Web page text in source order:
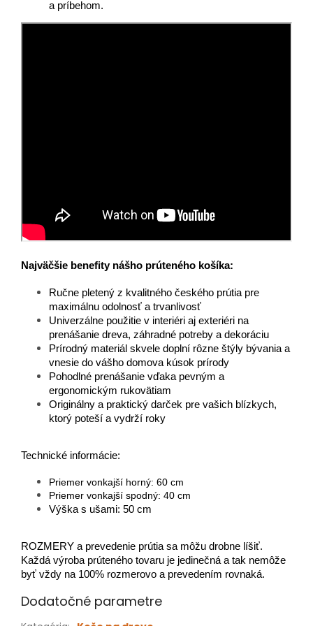
a príbehom.
Najväčšie benefity nášho prúteného košíka:
Ručne pletený z kvalitného českého prútia pre
maximálnu odolnosť a trvanlivosť
Univerzálne použitie v interiéri aj exteriéri na
prenášanie dreva, záhradné potreby a dekoráciu
Prírodný materiál skvele doplní rôzne štýly bývania a
vnesie do vášho domova kúsok prírody
Pohodlné prenášanie vďaka pevným a
ergonomickým rukovätiam
Originálny a praktický darček pre vašich blízkych,
ktorý poteší a vydrží roky
Technické informácie:
Priemer vonkajší horný: 60 cm
Priemer vonkajší spodný: 40 cm
Výška s ušami: 50 cm
ROZMERY a prevedenie prútia sa môžu drobne líšiť.
Každá výroba prúteného tovaru je jedinečná a tak nemôže
byť vždy na 100% rozmerovo a prevedením rovnaká.
Dodatočné parametre